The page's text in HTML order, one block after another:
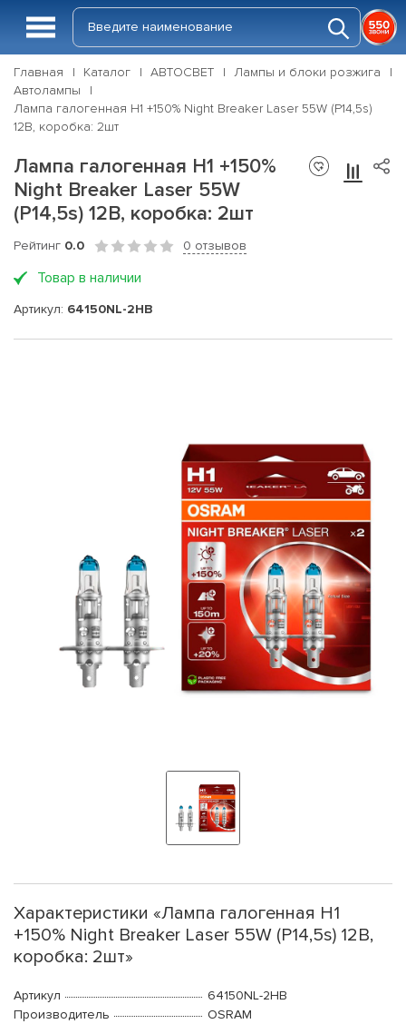
Главная Каталог АВТОСВЕТ
Лампы и блоки розжига
Автолампы
Лампа галогенная H1 +150% Night Breaker Laser 55W (P14,5s)
12В, коробка: 2шт
Лампа галогенная H1 +150%
Night Breaker Laser 55W
(P14,5s) 12В, коробка: 2шт
Рейтинг 0.0 0 отзывов
Товар в наличии
Артикул: 64150NL-2HB
Характеристики «Лампа галогенная H1
+150% Night Breaker Laser 55W (P14,5s) 12В,
коробка: 2шт»
Артикул
64150NL-2HB
Производитель
OSRAM